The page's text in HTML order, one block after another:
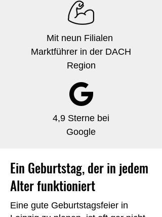
Mit neun Filialen
Marktführer in der DACH
Region
4,9 Sterne bei
Google
Ein Geburtstag, der in jedem
Alter funktioniert
Eine gute Geburtstagsfeier in